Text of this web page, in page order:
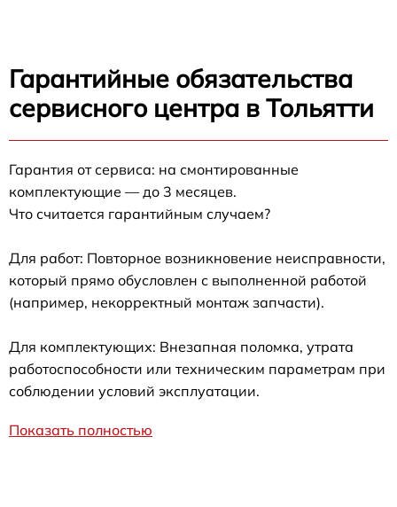
Гарантийные обязательства
сервисного центра в Тольятти
Гарантия от сервиса: на смонтированные
комплектующие — до 3 месяцев.
Что считается гарантийным случаем?
Для работ: Повторное возникновение неисправности,
который прямо обусловлен с выполненной работой
(например, некорректный монтаж запчасти).
Для комплектующих: Внезапная поломка, утрата
работоспособности или техническим параметрам при
соблюдении условий эксплуатации.
Показать полностью